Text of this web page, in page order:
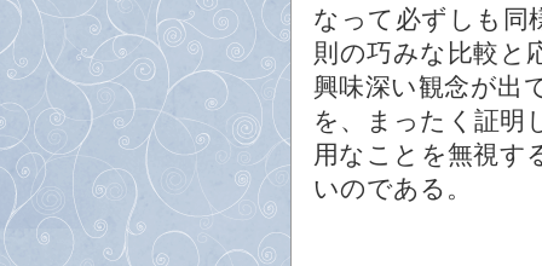
なって必ずしも同
則の巧みな比較と
興味深い観念が出
を、まったく証明
用なことを無視す
いのである。